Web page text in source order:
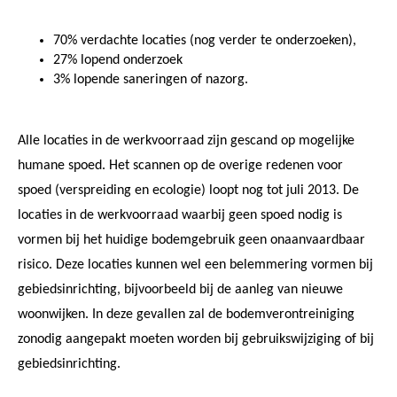
70% verdachte locaties (nog verder te onderzoeken),
27% lopend onderzoek
3% lopende saneringen of nazorg.
Alle locaties in de werkvoorraad zijn gescand op mogelijke
humane spoed. Het scannen op de overige redenen voor
spoed (verspreiding en ecologie) loopt nog tot juli 2013. De
locaties in de werkvoorraad waarbij geen spoed nodig is
vormen bij het huidige bodemgebruik geen onaanvaardbaar
risico. Deze locaties kunnen wel een belemmering vormen bij
gebiedsinrichting, bijvoorbeeld bij de aanleg van nieuwe
woonwijken. In deze gevallen zal de bodemverontreiniging
zonodig aangepakt moeten worden bij gebruikswijziging of bij
gebiedsinrichting.